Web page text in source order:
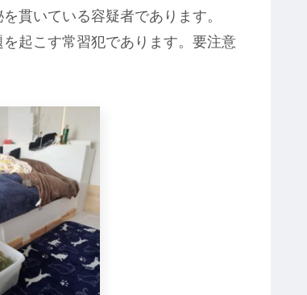
貫いている容疑者であります。
起こす常習犯であります。要注意